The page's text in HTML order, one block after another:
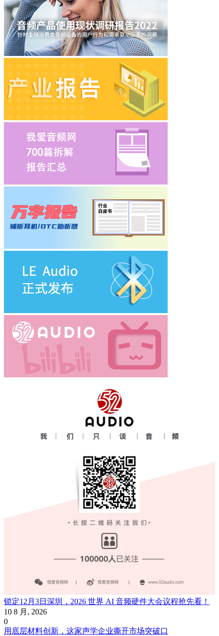
锁定12月3日深圳，2026 世界 AI 音频硬件大会议程抢先看！
10 8 月, 2026
0
用底层材料创新，这家声学企业撕开市场突破口